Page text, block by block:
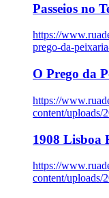
Passeios no
https://
prego-da-
O Prego da
https://
content/uploads/
1908 Lisboa
https://
content/uploads/